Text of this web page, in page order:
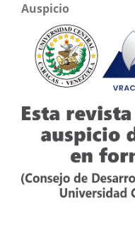
Auspicio